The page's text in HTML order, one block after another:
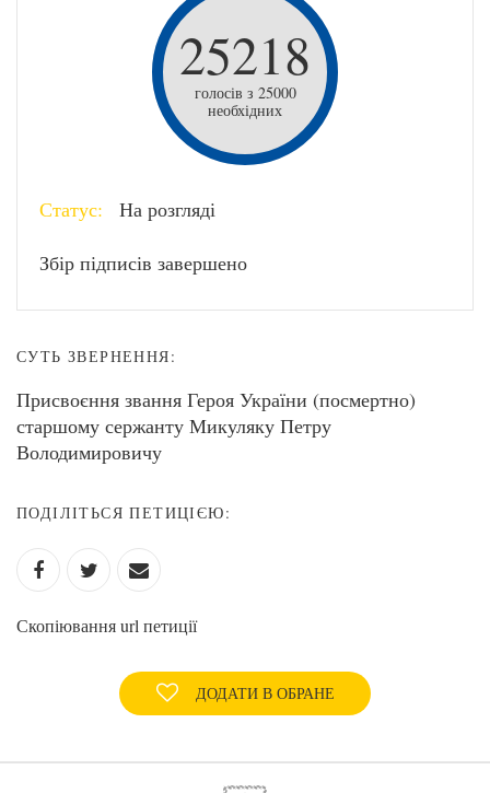
25218
голосів з 25000
необхідних
Статус: На розгляді
Збір підписів завершено
СУТЬ ЗВЕРНЕННЯ:
Присвоєння звання Героя України (посмертно)
старшому сержанту Микуляку Петру
Володимировичу
ПОДІЛІТЬСЯ ПЕТИЦІЄЮ:
Скопіювання url петиції
ДОДАТИ В ОБРАНЕ